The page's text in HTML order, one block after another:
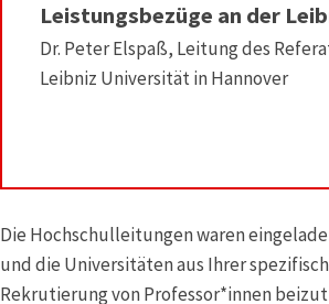
Leistungsbezüge an der
Dr. Peter Elspaß, Leitung des
Leibniz Universität in Hannover
Die Hochschulleitungen waren
und die Universitäten aus Ihrer
Rekrutierung von Professor*innen